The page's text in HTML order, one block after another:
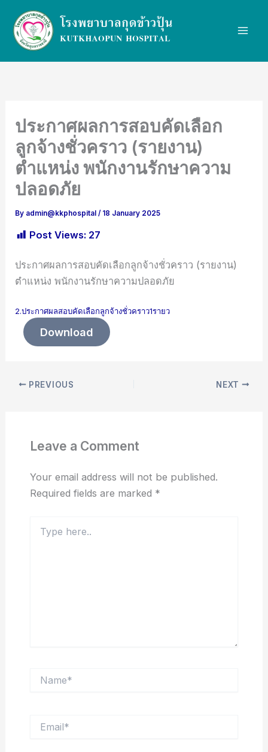
content
ประกาศผลการสอบคัดเลือก
ลูกจ้างชั่วคราว (รายงาน)
ตำแหน่ง พนักงานรักษาความ
ปลอดภัย
By admin@kkphospital/ 18 January 2025
Post Views: 27
ประกาศผลการสอบคัดเลือกลูกจ้างชั่วคราว (รายงาน)
ตำแหน่ง พนักงานรักษาความปลอดภัย
2.ประกาศผลสอบคัดเลือกลูกจ้างชั่วคราว1รายว
Download
PREVIOUS NEXT
Leave a Comment
Your email address will not be published.
Required fields are marked *
here..